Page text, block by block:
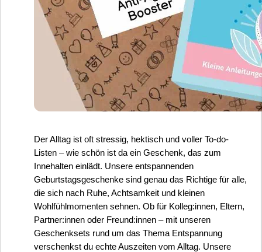
Der Alltag ist oft stressig, hektisch und voller To-do-
Listen – wie schön ist da ein Geschenk, das zum
Innehalten einlädt. Unsere entspannenden
Geburtstagsgeschenke sind genau das Richtige für alle,
die sich nach Ruhe, Achtsamkeit und kleinen
Wohlfühlmomenten sehnen. Ob für Kolleg:innen, Eltern,
Partner:innen oder Freund:innen – mit unseren
Geschenksets rund um das Thema Entspannung
verschenkst du echte Auszeiten vom Alltag. Unsere